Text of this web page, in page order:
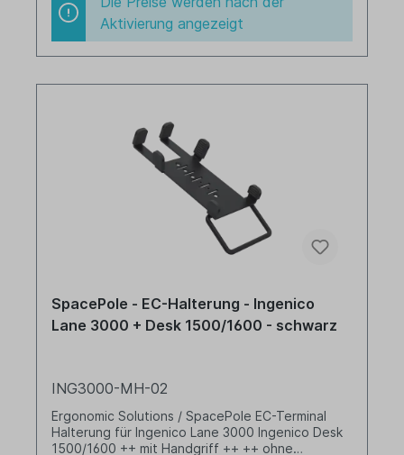
Aktivierung angezeigt
SpacePole - EC-Halterung - Ingenico
Lane 3000 + Desk 1500/1600 - schwarz
ING3000-MH-02
Ergonomic Solutions / SpacePole EC-Terminal
Halterung für Ingenico Lane 3000 Ingenico Desk
1500/1600 ++ mit Handgriff ++ ++ ohne